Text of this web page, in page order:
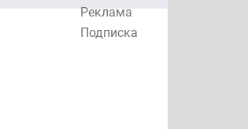
Реклама
Подписка